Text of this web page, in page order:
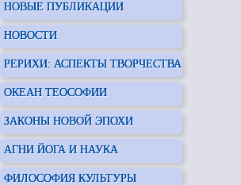
НОВЫЕ ПУБЛИКАЦИИ
НОВОСТИ
РЕРИХИ: АСПЕКТЫ ТВОРЧЕСТВА
ОКЕАН ТЕОСОФИИ
ЗАКОНЫ НОВОЙ ЭПОХИ
АГНИ ЙОГА И НАУКА
ФИЛОСОФИЯ КУЛЬТУРЫ